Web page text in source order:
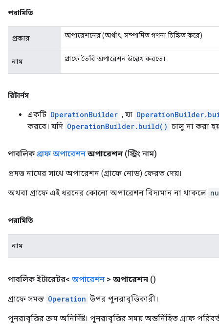
পরামিতি
প্রকার অপারেশনের (অর্থাৎ, সম্পাদিত গণনা চিহ্নিত করে)
নাম গ্রাফে তৈরি অপারেশন উল্লেখ করতে।
রিটার্নস
একটি OperationBuilder , যা
করবে। যদি OperationBuilder.build() চালু না করা
পাবলিক গ্রাফ অপারেশন অপারেশন (স্ট্রিং নাম)
প্রদত্ত নামের সাথে অপারেশন (গ্রাফে নোড) ফেরত দেয়।
অথবা গ্রাফে এই ধরনের কোনো অপারেশন বিদ্যমান না থাকলে
পরামিতি
নাম
পাবলিক ইটারেটর< অপারেশন > অপারেশন ()
গ্রাফে সমস্ত Operation উপর পুনরাবৃত্তিকারী।
পুনরাবৃত্তির ক্রম অনির্দিষ্ট। পুনরাবৃত্তির সময় অন্তর্নিহিত গ্রাফ